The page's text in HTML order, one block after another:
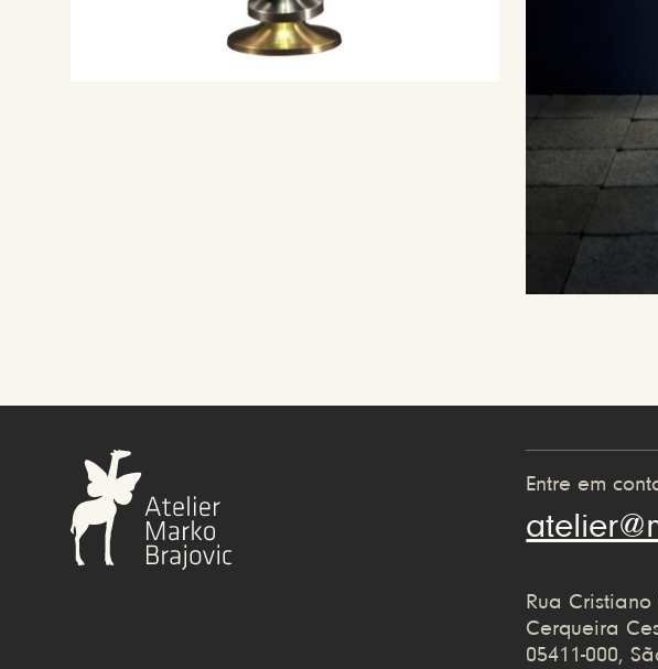
Entre em
Rua
Cerqueira
05411-000,